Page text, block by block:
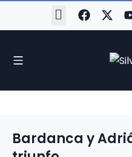
Bardanca y